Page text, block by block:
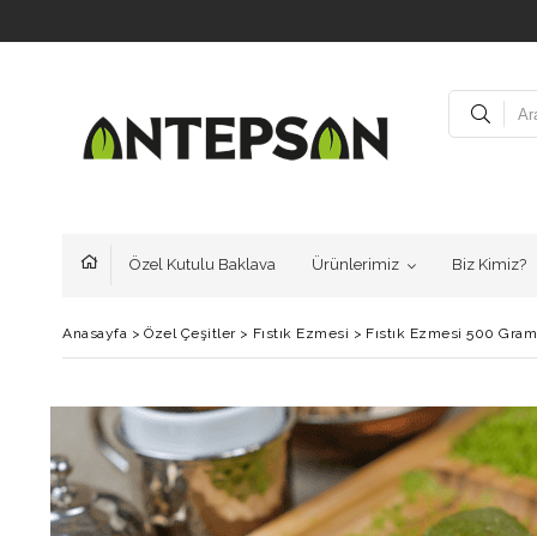
Özel Kutulu Baklava Ürünlerimiz Biz Kimiz?
Anasayfa > Özel Çeşitler> Fıstık Ezmesi > Fıstık Ezmesi 500 Gram